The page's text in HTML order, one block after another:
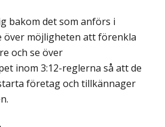
bakom det som anförs i
över möjligheten att förenkla
och se över
inom 3:12-reglerna så att de
företag och tillkännager